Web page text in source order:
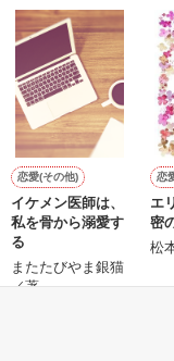
た上、同居まで提案
鷹哉『宜しくな、俺
雛子『俺の……ひぃ
シゴデキで冷徹な上
て……🐥💓🦅
※表紙も作中使用の
※執筆期間
※他サイトさんにて
で頂けると嬉しいで
恋愛(その他)
イケメン医師は、
私を骨から溺愛す
る
またたびやま銀猫
／著
恋
エ
密
松